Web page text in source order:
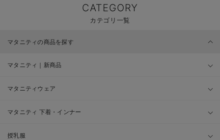
CATEGORY
カテゴリ一覧
マタニティの商品を探す
マタニティ｜新商品
マタニティウェア
マタニティ 下着・インナー
授乳服